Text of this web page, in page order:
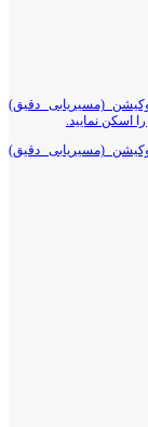
(مسیریابی دقیق)
اسکن نمایید.
(مسیریابی دقیق)